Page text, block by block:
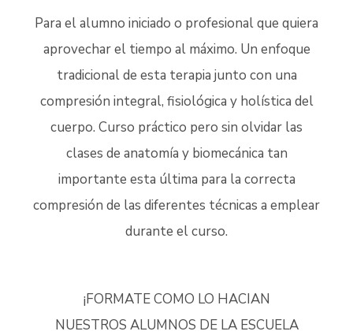
Para el alumno iniciado o profesional que quiera
aprovechar el tiempo al máximo. Un enfoque
tradicional de esta terapia junto con una
compresión integral, fisiológica y holística del
cuerpo. Curso práctico pero sin olvidar las
clases de anatomía y biomecánica tan
importante esta última para la correcta
compresión de las diferentes técnicas a emplear
durante el curso.
¡FORMATE COMO LO HACIAN
NUESTROS ALUMNOS DE LA ESCUELA